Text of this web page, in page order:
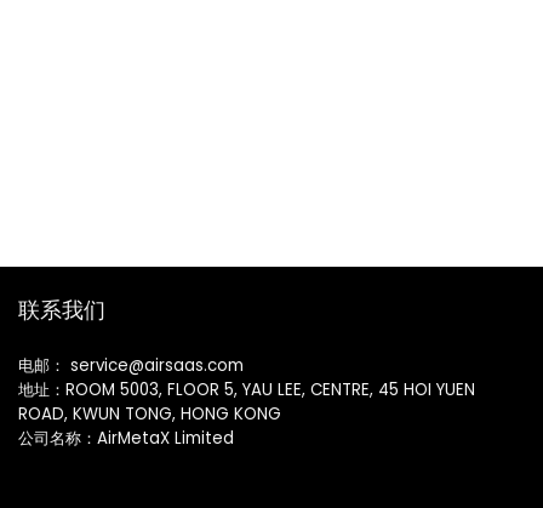
联系我们
电邮： service@airsaas.com
地址：ROOM 5003, FLOOR 5, YAU LEE, CENTRE, 45 HOI YUEN
ROAD, KWUN TONG, HONG KONG
公司名称：AirMetaX Limited